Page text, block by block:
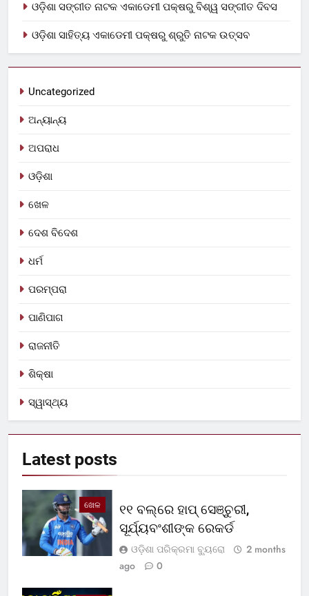
ଓଡ଼ିଶା ସଙ୍ଗୀତ ନାଟକ ଏକାଡେମୀ ପକ୍ଷରୁ ବିଶ୍ୱ ସଙ୍ଗୀତ ଦିବସ
ଓଡ଼ିଶା ସାହିତ୍ୟ ଏକାଡେମୀ ପକ୍ଷରୁ ଶ୍ରୁତି ନାଟକ ଉତ୍ସବ
Uncategorized
ଅନ୍ୟାନ୍ୟ
ଅପରାଧ
ଓଡ଼ିଶା
ଖେଳ
ଦେଶ ବିଦେଶ
ଧର୍ମ
ପରମ୍ପରା
ପାଣିପାଗ
ରାଜନୀତି
ଶିକ୍ଷା
ସ୍ୱାସ୍ଥ୍ୟ
Latest posts
ଖେଳ
୧୧ ବଲ୍‌ରେ ହାପ୍ ସେଞ୍ଚୁରୀ,
ସୂର୍ଯ୍ୟବଂଶୀଙ୍କ ରେକର୍ଡ
ଓଡ଼ିଶା ପରିକ୍ରମା ବ୍ୟୁରୋ
2 months
ago
0